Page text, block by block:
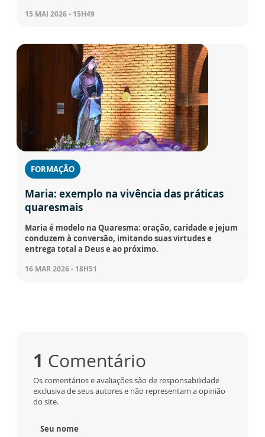
15 MAI 2026 - 15H49
FORMAÇÃO
Maria: exemplo na vivência das práticas
quaresmais
Maria é modelo na Quaresma: oração, caridade e jejum
conduzem à conversão, imitando suas virtudes e
entrega total a Deus e ao próximo.
16 MAR 2026 - 18H51
1 Comentário
Os comentários e avaliações são de responsabilidade
exclusiva de seus autores e não representam a opinião
do site.
Seu nome